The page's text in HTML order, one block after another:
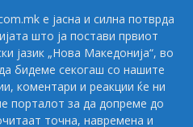
е јасна и силна потврда
што ја постави првиот
јазик „Нова Македонија“, во
бидеме секогаш со нашите
коментари и реакции ќе ни
порталот за да допреме до
точна, навремена и